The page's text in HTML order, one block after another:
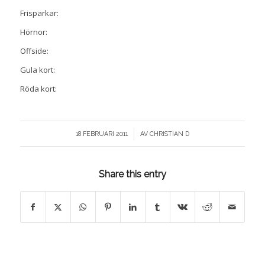
Frisparkar:
Hörnor:
Offside:
Gula kort:
Röda kort:
18 FEBRUARI 2011
/ AV CHRISTIAN D
Share this entry